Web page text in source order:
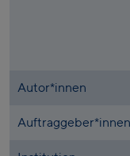
Autor*innen
Auftraggeber*innen